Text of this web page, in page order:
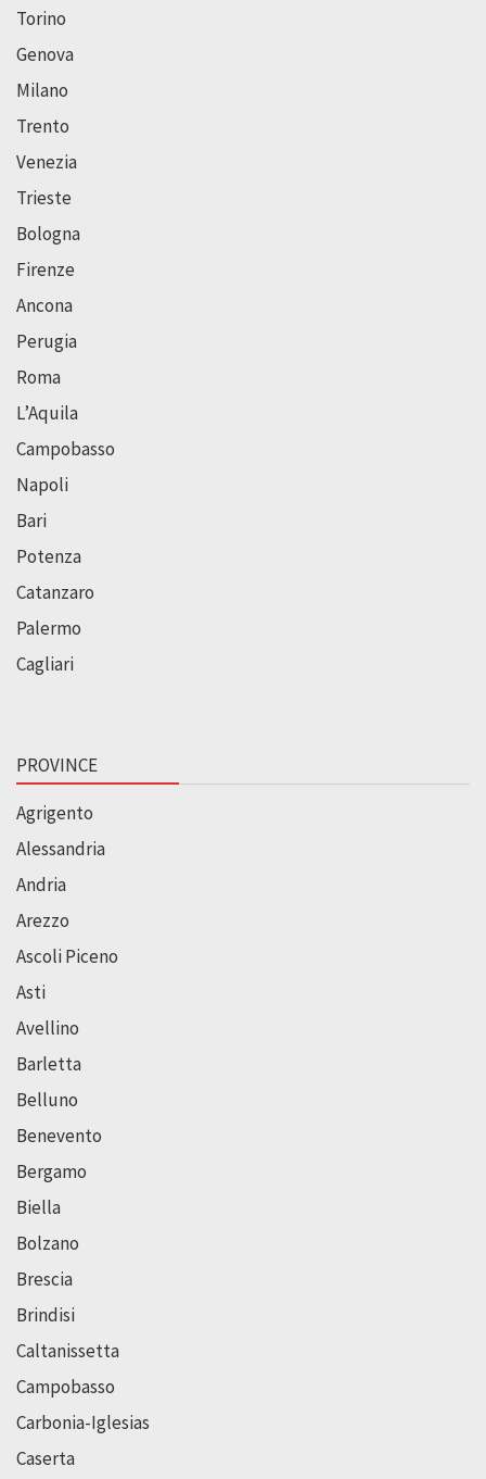
Torino
Genova
Milano
Trento
Venezia
Trieste
Bologna
Firenze
Ancona
Perugia
Roma
L’Aquila
Campobasso
Napoli
Bari
Potenza
Catanzaro
Palermo
Cagliari
PROVINCE
Agrigento
Alessandria
Andria
Arezzo
Ascoli Piceno
Asti
Avellino
Barletta
Belluno
Benevento
Bergamo
Biella
Bolzano
Brescia
Brindisi
Caltanissetta
Campobasso
Carbonia-Iglesias
Caserta